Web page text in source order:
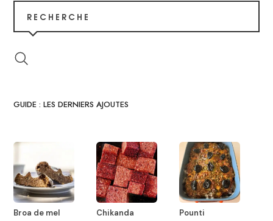
RECHERCHE
GUIDE : LES DERNIERS AJOUTES
Broa de mel Chikanda Pounti